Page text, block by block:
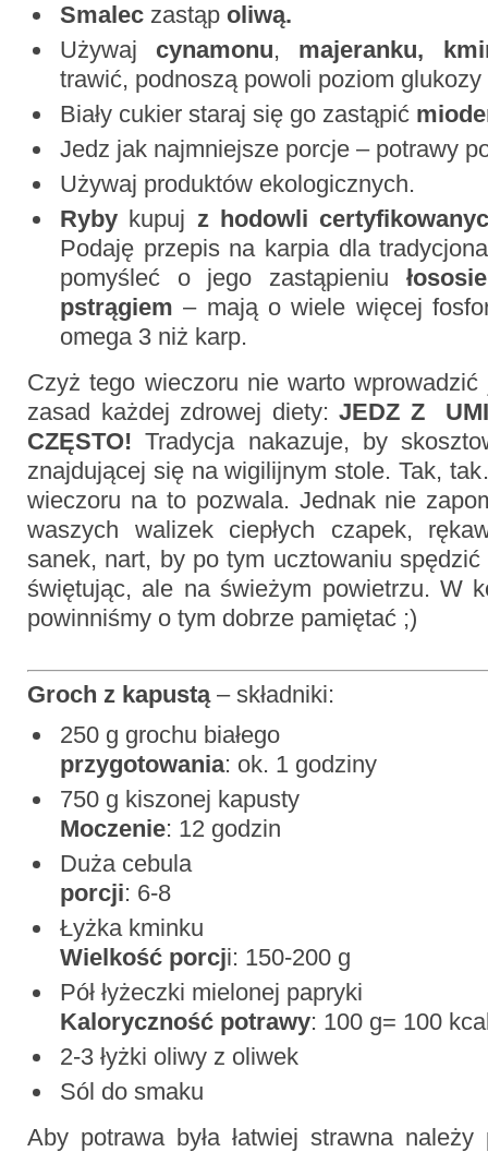
Smalec zastąp oliwą.
Używaj cynamonu, majeranku,
trawić, podnoszą powoli poziom
Biały cukier staraj się go zastąpić
Jedz jak najmniejsze porcje – potrawy
Używaj produktów ekologicznych.
Ryby kupuj z hodowli
Podaję przepis na karpia dla
pomyśleć o jego zastąpieniu
pstrągiem– mają o wiele więcej
omega 3 niż karp.
Czyż tego wieczoru nie warto
zasad każdej zdrowej diety: JEDZ Z
CZĘSTO!Tradycja nakazuje, by
znajdującej się na wigilijnym stole. Tak,
wieczoru na to pozwala. Jednak nie
waszych walizek ciepłych czapek,
sanek, nart, by po tym ucztowaniu
świętując, ale na świeżym powietrzu. W
powinniśmy o tym dobrze pamiętać ;)
Groch z kapustą– składniki:
250 g grochu
przygotowania: ok. 1 godziny
750 g kiszonej
Moczenie: 12 godzin
Duża
porcji: 6-8
Łyżka
Wielkość porcji: 150-200 g
Pół łyżeczki
Kaloryczność potrawy: 100 g= 100
2-3 łyżki oliwy z oliwek
Sól do smaku
Aby potrawa była łatwiej strawna